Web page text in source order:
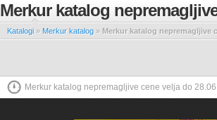
Merkur katalog
Katalogi » Merkur katalog » Merkur katalog nepremagljive
Merkur katalog nepremagljive cene velja do